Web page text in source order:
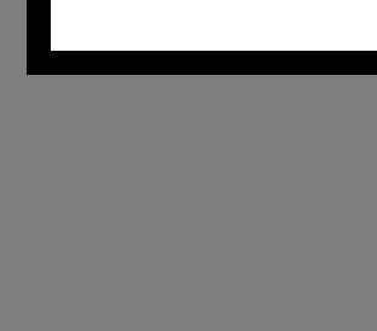
Soubory cookie pro
tlačítka níže "Upravit